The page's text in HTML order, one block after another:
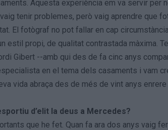
Aquesta experiència em va servir per
tenir problemes, però vaig aprendre que
El fotògraf no pot fallar en cap circumstància.
estil propi, de qualitat contrastada màxima.
Gibert --amb qui des de fa cinc anys
en el tema dels casaments i vam
vida abraça des de més de vint anys enrere
d’elit la deus a Mercedes?
que he fet. Quan fa ara dos anys vaig